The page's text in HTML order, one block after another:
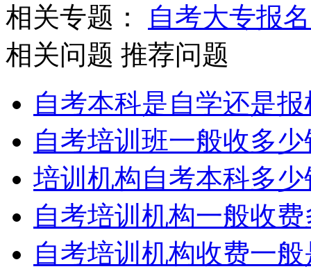
相关专题： 自考大专报名
相关问题 推荐问题
自考本科是自学还是
自考培训班一般收多
培训机构自考本科多少
自考培训机构一般收
自考培训机构收费一